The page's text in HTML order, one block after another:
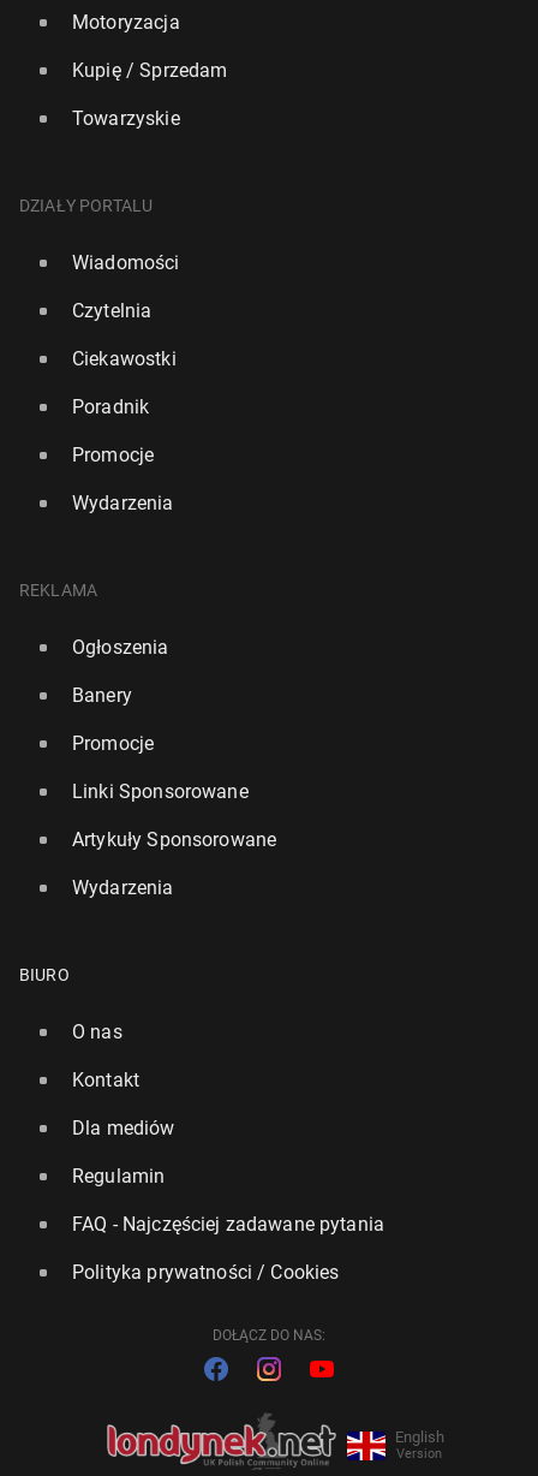
Motoryzacja
Kupię / Sprzedam
Towarzyskie
DZIAŁY PORTALU
Wiadomości
Czytelnia
Ciekawostki
Poradnik
Promocje
Wydarzenia
REKLAMA
Ogłoszenia
Banery
Promocje
Linki Sponsorowane
Artykuły Sponsorowane
Wydarzenia
BIURO
O nas
Kontakt
Dla mediów
Regulamin
FAQ - Najczęściej zadawane pytania
Polityka prywatności / Cookies
DOŁĄCZ DO NAS:
English
Version